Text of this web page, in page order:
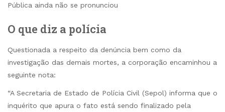
Pública ainda não se pronunciou
O que diz a polícia
Questionada a respeito da denúncia bem como da
investigação das demais mortes, a corporação encaminhou a
seguinte nota:
“A Secretaria de Estado de Polícia Civil (Sepol) informa que o
inquérito que apura o fato está sendo finalizado pela